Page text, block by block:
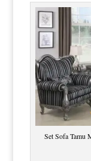
Set Sofa Tamu